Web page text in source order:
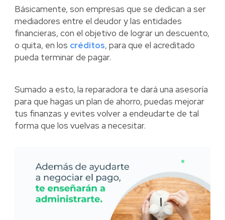
Básicamente, son empresas que se dedican a ser
mediadores entre el deudor y las entidades
financieras, con el objetivo de lograr un descuento,
o quita, en los créditos, para que el acreditado
pueda terminar de pagar.
Sumado a esto, la reparadora te dará una asesoría
para que hagas un plan de ahorro, puedas mejorar
tus finanzas y evites volver a endeudarte de tal
forma que los vuelvas a necesitar.